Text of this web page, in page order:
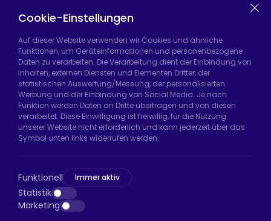
Casters
Hadımköy Fabrik:Atatürk Sanayi Bölgesi,
Uzunçayır Caddesi, No:11 Hadımköy, 34555
Arnavutköy/İstanbul
Telefon: +90 212 640 66 46
E-Mail: export@htsteker.com
D:a, 34045 Bayrampaşa/İstanbul
Telefon:+90 530 044 64 87
E-Mail: info@htsteker.com
Cookie-Einstellungen
Auf dieser Website verwenden wir Cookies und ähnliche
Funktionen, um Geräteinformationen und personenbezogene
Daten zu verarbeiten. Die Verarbeitung dient der Einbindung von
Inhalten, externen Diensten und Elementen Dritter, der
statistischen Auswertung/Messung, der personalisierten
Werbung und der Einbindung von Social Media. Je nach
Funktion werden Daten an Dritte übertragen und von diesen
verarbeitet. Diese Einwilligung ist freiwillig, für die Nutzung
unserer Website nicht erforderlich und kann jederzeit über das
Symbol unten links widerrufen werden.
Funktionell Immer aktiv
Statistik
Marketing